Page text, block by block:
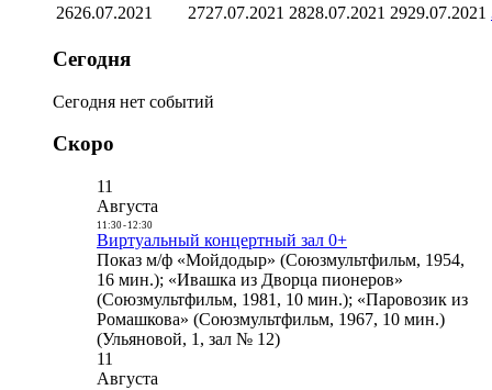
2626.07.2021 2727.07.2021 2828.07.2021 2929.07.2021
Сегодня
Сегодня нет событий
Скоро
11
Августа
11:30- 12:30
Виртуальный концертный зал 0+
Показ м/ф «Мойдодыр» (Союзмультфильм, 1954,
16 мин.); «Ивашка из Дворца пионеров»
(Союзмультфильм, 1981, 10 мин.); «Паровозик из
Ромашкова» (Союзмультфильм, 1967, 10 мин.)
(Ульяновой, 1, зал № 12)
11
Августа